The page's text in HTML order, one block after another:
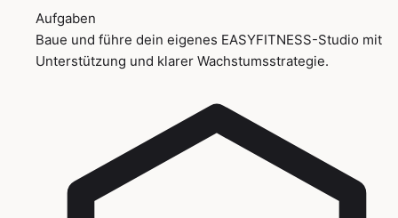
Aufgaben
Baue und führe dein eigenes EASYFITNESS-Studio mit
Unterstützung und klarer Wachstumsstrategie.